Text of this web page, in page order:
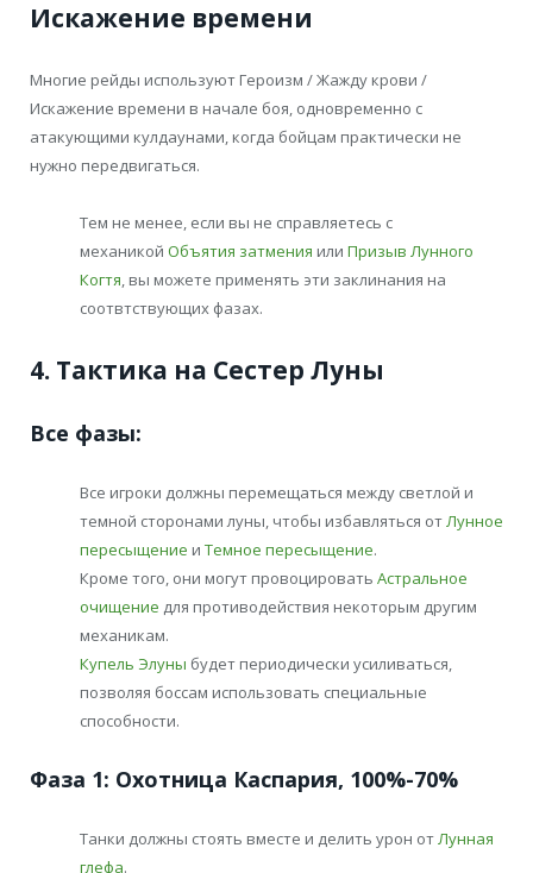
Искажение времени
Многие рейды используют Героизм / Жажду крови /
Искажение времени в начале боя, одновременно с
атакующими кулдаунами, когда бойцам практически не
нужно передвигаться.
Тем не менее, если вы не справляетесь с
механикой Объятия затмения или Призыв Лунного
Когтя, вы можете применять эти заклинания на
соотвтствующих фазах.
4. Тактика на Сестер Луны
Все фазы:
Все игроки должны перемещаться между светлой и
темной сторонами луны, чтобы избавляться от Лунное
пересыщение и Темное пересыщение.
Кроме того, они могут провоцировать Астральное
очищение для противодействия некоторым другим
механикам.
Купель Элуны будет периодически усиливаться,
позволяя боссам использовать специальные
способности.
Фаза 1: Охотница Каспария, 100%-70%
Танки должны стоять вместе и делить урон отЛунная
глефа.